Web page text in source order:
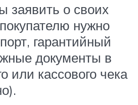
заявить о своих
нужно
гарантийный
документы в
или кассового чека